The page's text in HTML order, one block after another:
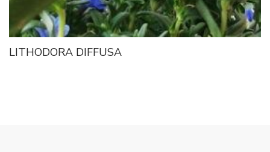
LITHODORA DIFFUSA